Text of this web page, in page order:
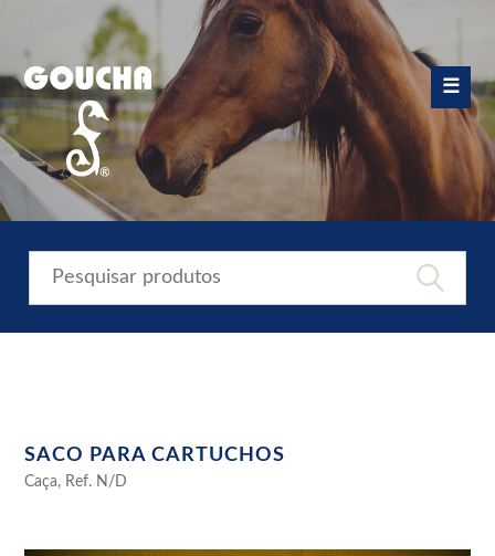
content
☰
SACO PARA CARTUCHOS
Caça, Ref. N/D